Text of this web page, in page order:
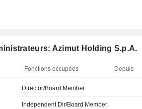
Azimut Holding S.p.A.
Fonctions occupées Depuis
Director/Board Member
Independent Dir/Board Member